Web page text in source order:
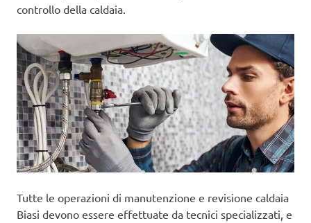
controllo della caldaia.
Tutte le operazioni di manutenzione e revisione caldaia
Biasi devono essere effettuate da tecnici specializzati, e